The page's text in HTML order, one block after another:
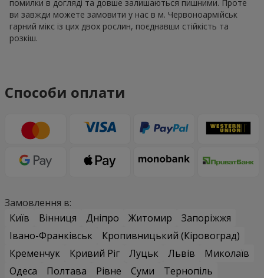
помилки в догляді та довше залишаються пишними. Проте
ви завжди можете замовити у нас в м. Червоноармійськ
гарний мікс із цих двох рослин, поєднавши стійкість та
розкіш.
Способи оплати
Замовлення в:
Київ
Вінниця Дніпро Житомир
Запоріжжя
Івано-Франківськ
Кропивницький (Кіровоград)
Кременчук
Кривий Ріг Луцьк Львів
Миколаїв
Одеса
Полтава Рівне Суми
Тернопіль